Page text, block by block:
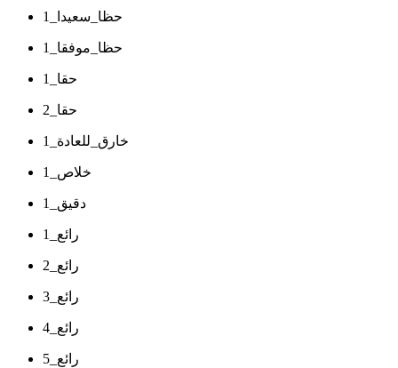
حظا_سعيدا_1
حظا_موفقا_1
حقا_1
حقا_2
خارق_للعادة_1
خلاص_1
دقيق_1
رائع_1
رائع_2
رائع_3
رائع_4
رائع_5